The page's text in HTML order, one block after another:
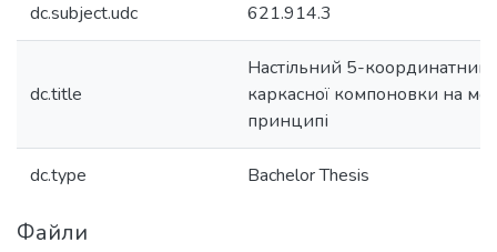
dc.subject.udc 621.914.3
dc.title
Настільний 5-координатний
каркасної компоновки на
принципі
dc.type Bachelor Thesis
Файли